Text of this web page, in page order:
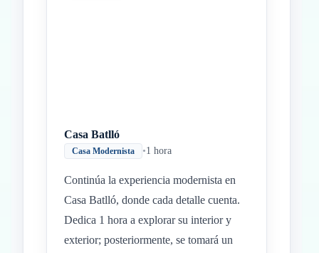
Casa Batlló
Casa Modernista •1 hora
Continúa la experiencia modernista en
Casa Batlló, donde cada detalle cuenta.
Dedica 1 hora a explorar su interior y
exterior; posteriormente, se tomará un